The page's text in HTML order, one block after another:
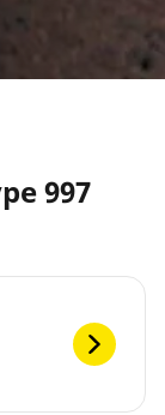
997